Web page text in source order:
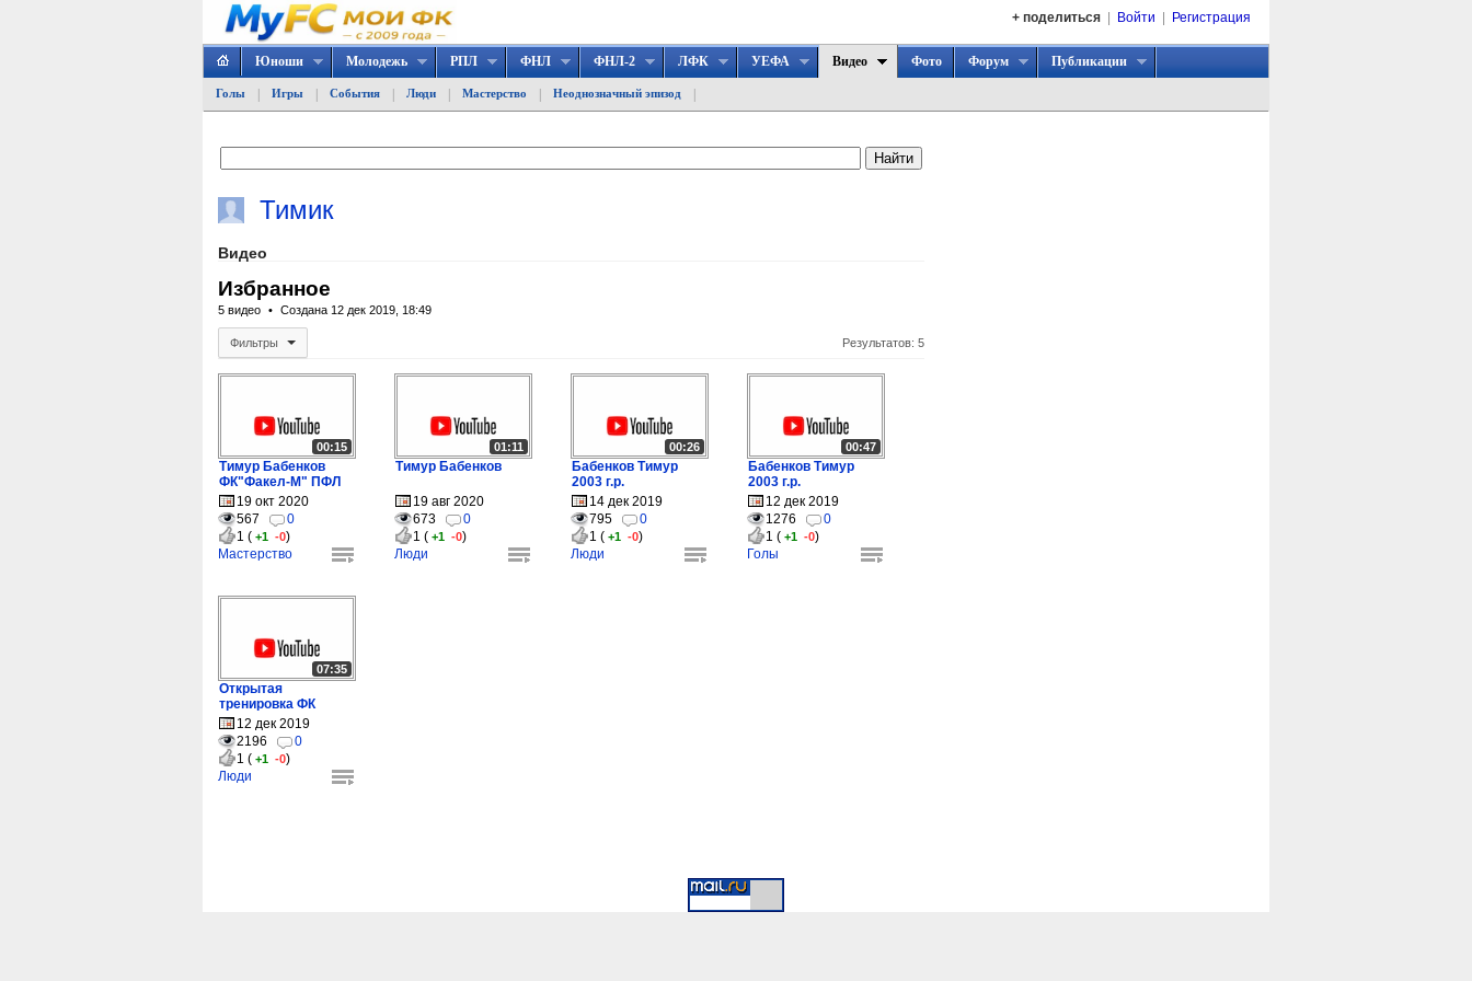
Регистрация
Войти
+ поделиться
Юноши Молодежь РПЛ ФНЛ ФНЛ-2 ЛФК УЕФА Видео
Голы Игры События Люди Мастерство Неоднозначный эпизод
Фото Форум Публикации
Тимик
Видео
Избранное
5 видео Создана 12 дек 2019, 18:49
Фильтры Результатов: 5
00:15
Тимур Бабенков
ФК"Факел-М" ПФЛ
1... 19 окт 2020
567
0
1 ( +1 -0)
Мастерство
01:11
Тимур Бабенков
19 авг 2020
673
0
1 ( +1 -0)
Люди
00:26
Бабенков Тимур
2003 г.р.
14 дек 2019
795
0
1 ( +1 -0)
Люди
00:47
Бабенков Тимур
2003 г.р.
12 дек 2019
1276
0
1 ( +1 -0)
Голы
07:35
Открытая
тренировка ФК
Факел-М (...
12 дек 2019
2196
0
1 ( +1 -0)
Люди